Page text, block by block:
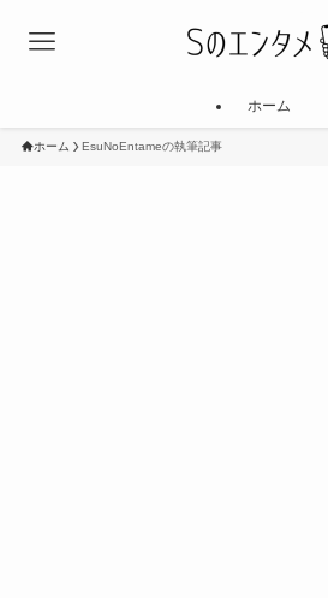
ホーム
ホーム EsuNoEntameの執筆記事